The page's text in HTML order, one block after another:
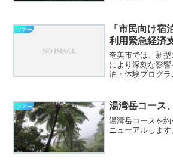
ると場所によっ
ウキュウハナイ
ツアー
「市民向け宿
利用緊急経済
奄美市では、新
により深刻な影
泊・体験プログ
びり奄美」さんの
ています）として
ツアー 湯湾岳コース
湯湾岳コースを
ニューアルします